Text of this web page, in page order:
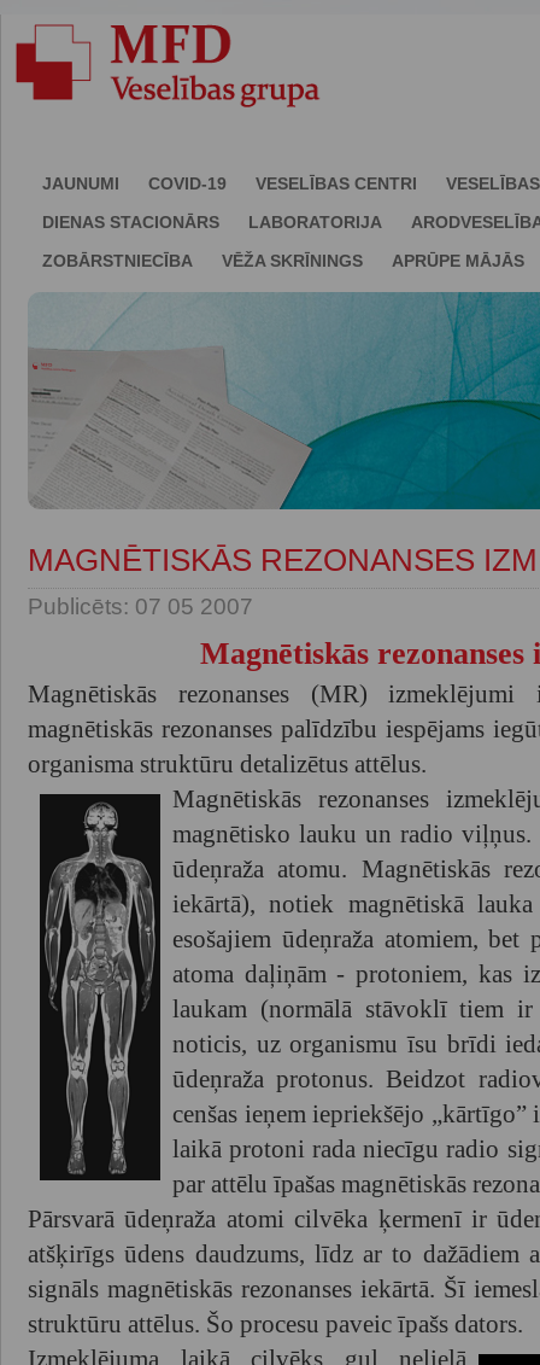
JAUNUMI COVID-19 VESELĪBAS CENTRI
DIENAS STACIONĀRS
LABORATORIJA
ZOBĀRSTNIECĪBA
VĒŽA SKRĪNINGS APRŪPE MĀJĀS
MAGNĒTISKĀS REZONANSES
Publicēts: 07 05 2007
Magnētiskās
Magnētiskās rezonanses (MR)
magnētiskās rezonanses palīdzību iespējams
organisma struktūru detalizētus attēlus.
Magnētiskās rezonanses
magnētisko lauku un radio
ūdeņraža atomu. Magnētiskās
iekārtā), notiek magnētiskā
esošajiem ūdeņraža atomiem,
atoma daļiņām - protoniem, kas
laukam (normālā stāvoklī tiem
noticis, uz organismu īsu brīdi
ūdeņraža protonus. Beidzot
cenšas ieņem iepriekšējo
laikā protoni rada niecīgu radio
par attēlu īpašas magnētiskās
Pārsvarā ūdeņraža atomi cilvēka ķermenī ir
atšķirīgs ūdens daudzums, līdz ar to dažādiem
signāls magnētiskās rezonanses iekārtā. Šī
struktūru attēlus. Šo procesu paveic īpašs dators.
Izmeklējuma laikā cilvēks guļ nelielā